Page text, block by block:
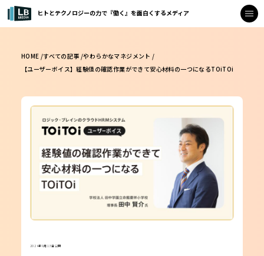
ヒトとテクノロジーの力で『働く』を面白くするメディア
HOME /すべての記事 /やわらかなマネジメント /
【ユーザーボイス】経験値の確認作業ができて安心材料の一つになるTOiTOi
2024年9月13日公開